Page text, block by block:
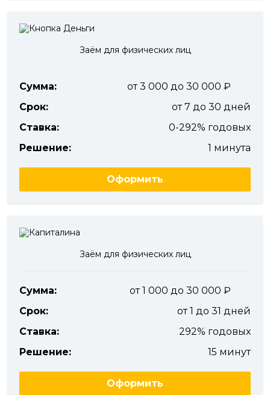
Заём для физических лиц
Сумма:
от 3 000 до 30 000
Срок:
от 7 до 30 дней
Ставка:
0-292% годовых
Решение:
1 минута
Оформить
Заём для физических лиц
Сумма:
от 1 000 до 30 000
Срок:
от 1 до 31 дней
Ставка:
292% годовых
Решение:
15 минут
Оформить